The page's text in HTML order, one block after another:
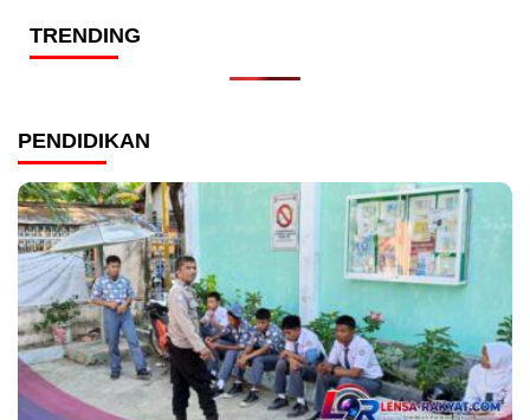
TRENDING
PENDIDIKAN